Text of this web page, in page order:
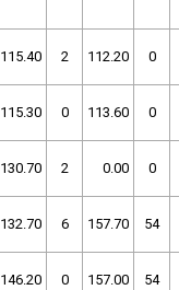
115.40 2 112.20 0
115.30 0 113.60 0
130.70 2 0.00 0
132.70 6 157.70 54
146.20 0 157.00 54